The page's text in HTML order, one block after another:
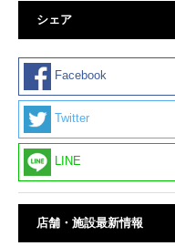
シェア
Facebook
Twitter
LINE
店舗・施設最新情報